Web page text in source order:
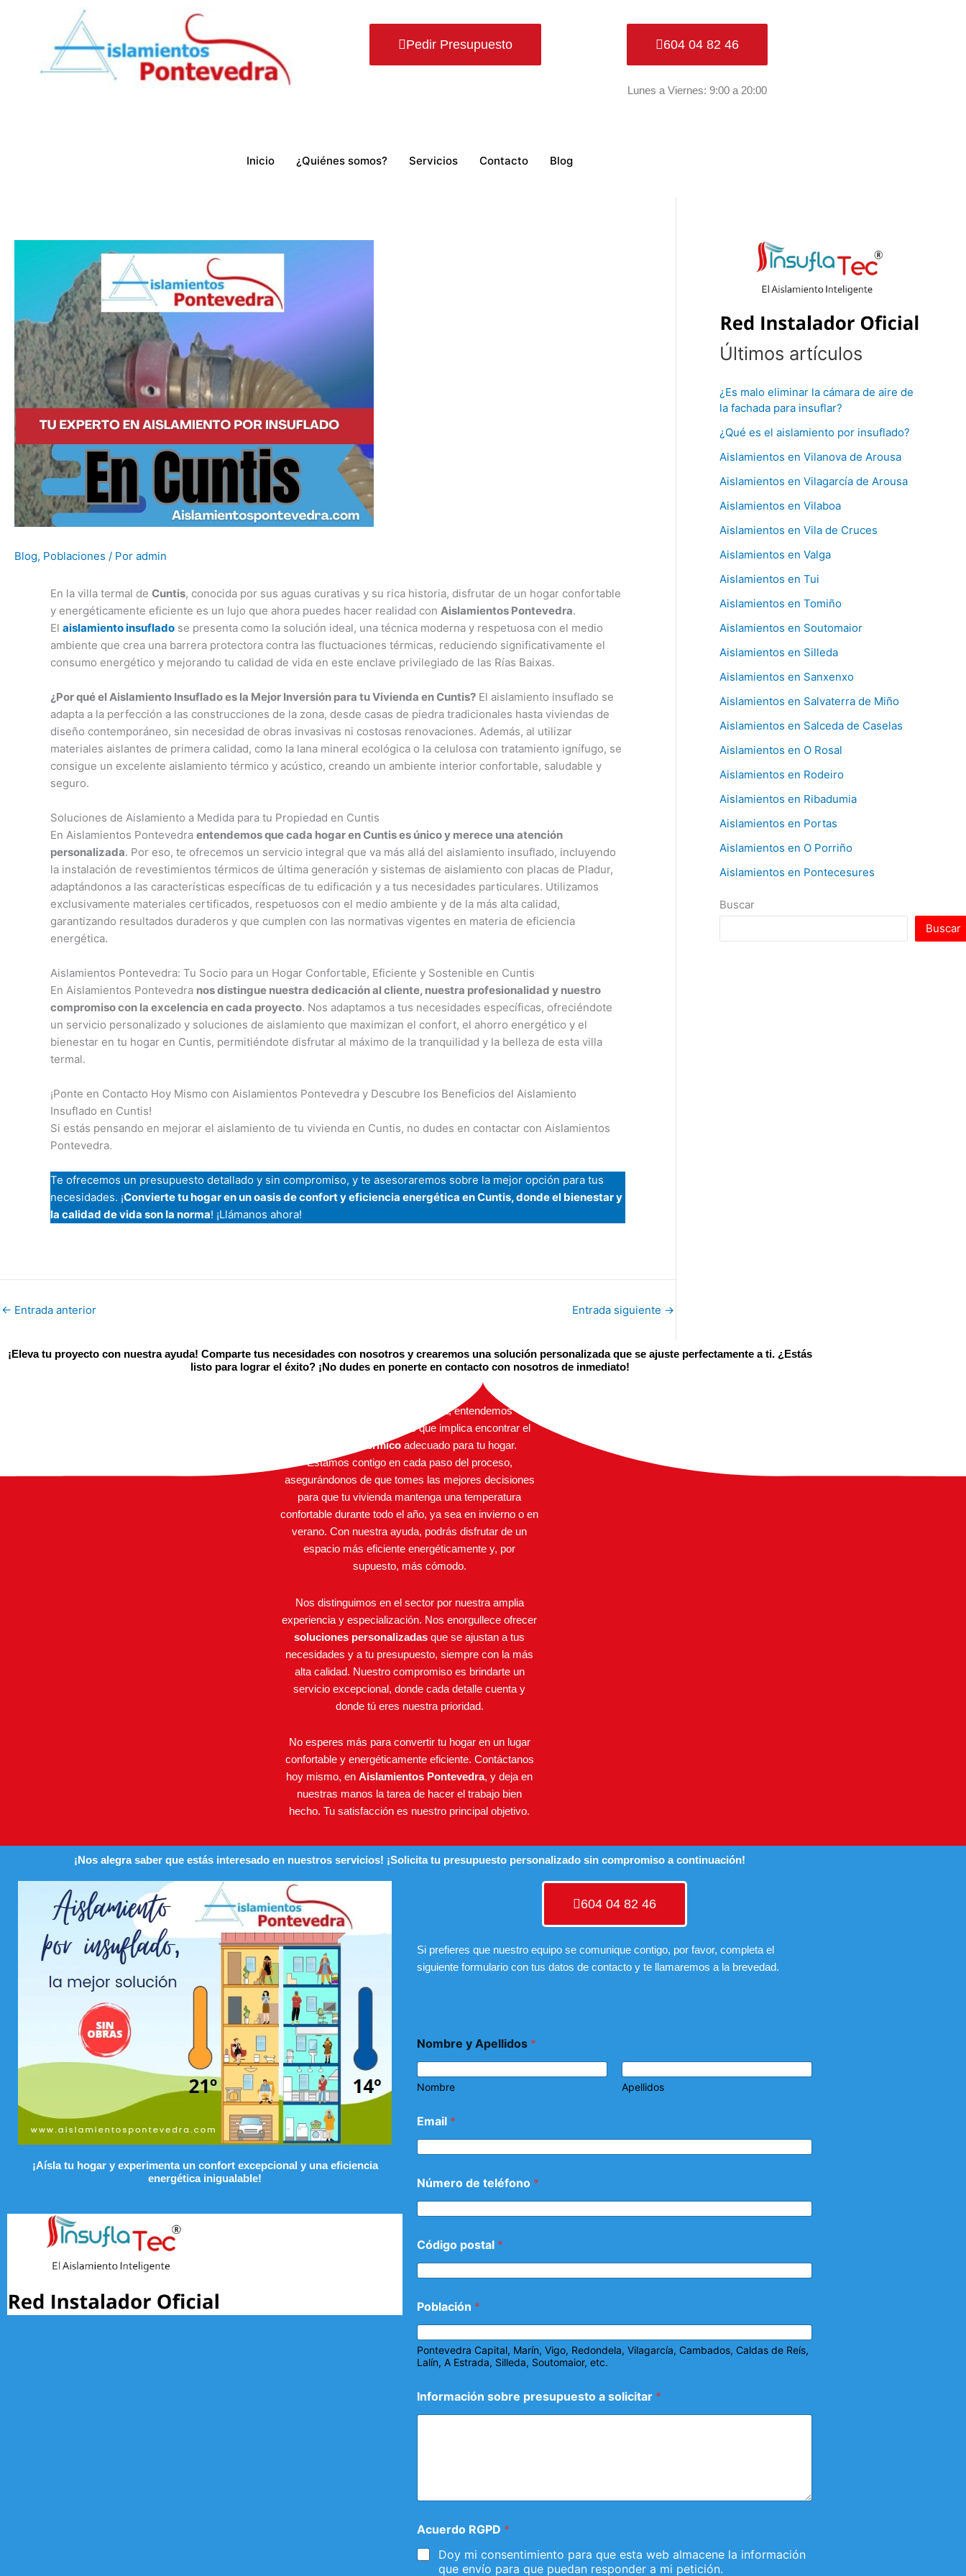
Pedir Presupuesto 604 04 82 46
Lunes a Viernes: 9:00 a 20:00
Inicio ¿Quiénes somos? Servicios Contacto Blog
Blog, Poblaciones / Por admin
En la villa termal de Cuntis, conocida por sus aguas curativas y su rica historia, disfrutar de un hogar confortable
y energéticamente eficiente es un lujo que ahora puedes hacer realidad con Aislamientos Pontevedra.
El aislamiento insufladose presenta como la solución ideal, una técnica moderna y respetuosa con el medio
ambiente que crea una barrera protectora contra las fluctuaciones térmicas, reduciendo significativamente el
consumo energético y mejorando tu calidad de vida en este enclave privilegiado de las Rías Baixas.
¿Por qué el Aislamiento Insuflado es la Mejor Inversión para tu Vivienda en Cuntis?El aislamiento insuflado se
adapta a la perfección a las construcciones de la zona, desde casas de piedra tradicionales hasta viviendas de
diseño contemporáneo, sin necesidad de obras invasivas ni costosas renovaciones. Además, al utilizar
materiales aislantes de primera calidad, como la lana mineral ecológica o la celulosa con tratamiento ignífugo, se
consigue un excelente aislamiento térmico y acústico, creando un ambiente interior confortable, saludable y
seguro.
Soluciones de Aislamiento a Medida para tu Propiedad en Cuntis
En Aislamientos Pontevedra entendemos que cada hogar en Cuntis es único y merece una atención
personalizada. Por eso, te ofrecemos un servicio integral que va más allá del aislamiento insuflado, incluyendo
la instalación de revestimientos térmicos de última generación y sistemas de aislamiento con placas de Pladur,
adaptándonos a las características específicas de tu edificación y a tus necesidades particulares. Utilizamos
exclusivamente materiales certificados, respetuosos con el medio ambiente y de la más alta calidad,
garantizando resultados duraderos y que cumplen con las normativas vigentes en materia de eficiencia
energética.
Aislamientos Pontevedra: Tu Socio para un Hogar Confortable, Eficiente y Sostenible en Cuntis
En Aislamientos Pontevedra nos distingue nuestra dedicación al cliente, nuestra profesionalidad y nuestro
compromiso con la excelencia en cada proyecto. Nos adaptamos a tus necesidades específicas, ofreciéndote
un servicio personalizado y soluciones de aislamiento que maximizan el confort, el ahorro energético y el
bienestar en tu hogar en Cuntis, permitiéndote disfrutar al máximo de la tranquilidad y la belleza de esta villa
termal.
¡Ponte en Contacto Hoy Mismo con Aislamientos Pontevedra y Descubre los Beneficios del Aislamiento
Insuflado en Cuntis!
Si estás pensando en mejorar el aislamiento de tu vivienda en Cuntis, no dudes en contactar con Aislamientos
Pontevedra.
Te ofrecemos un presupuesto detallado y sin compromiso, y te asesoraremos sobre la mejor opción para tus
necesidades. ¡Convierte tu hogar en un oasis de confort y eficiencia energética en Cuntis, donde el bienestar y
la calidad de vida son la norma! ¡Llámanos ahora!
← Entrada anterior Entrada siguiente →
Últimos artículos
¿Es malo eliminar la cámara de aire de
la fachada para insuflar?
¿Qué es el aislamiento por insuflado?
Aislamientos en Vilanova de Arousa
Aislamientos en Vilagarcía de Arousa
Aislamientos en Vilaboa
Aislamientos en Vila de Cruces
Aislamientos en Valga
Aislamientos en Tui
Aislamientos en Tomiño
Aislamientos en Soutomaior
Aislamientos en Silleda
Aislamientos en Sanxenxo
Aislamientos en Salvaterra de Miño
Aislamientos en Salceda de Caselas
Aislamientos en O Rosal
Aislamientos en Rodeiro
Aislamientos en Ribadumia
Aislamientos en Portas
Aislamientos en O Porriño
Aislamientos en Pontecesures
Buscar
Buscar
¡Eleva tu proyecto con nuestra ayuda! Comparte tus necesidades con nosotros y crearemos una solución personalizada que se ajuste perfectamente a ti. ¿Estás
listo para lograr el éxito? ¡No dudes en ponerte en contacto con nosotros de inmediato!
Aislamientos Pontevedra, entendemos
perfectamente los desafíos que implica encontrar el
aislamiento térmicoadecuado para tu hogar.
Estamos contigo en cada paso del proceso,
asegurándonos de que tomes las mejores decisiones
para que tu vivienda mantenga una temperatura
confortable durante todo el año, ya sea en invierno o en
verano. Con nuestra ayuda, podrás disfrutar de un
espacio más eficiente energéticamente y, por
supuesto, más cómodo.
Nos distinguimos en el sector por nuestra amplia
experiencia y especialización. Nos enorgullece ofrecer
soluciones personalizadas que se ajustan a tus
necesidades y a tu presupuesto, siempre con la más
alta calidad. Nuestro compromiso es brindarte un
servicio excepcional, donde cada detalle cuenta y
donde tú eres nuestra prioridad.
No esperes más para convertir tu hogar en un lugar
confortable y energéticamente eficiente. Contáctanos
hoy mismo, enAislamientos Pontevedra, y deja en
nuestras manos la tarea de hacer el trabajo bien
hecho. Tu satisfacción es nuestro principal objetivo.
¡Nos alegra saber que estás interesado en nuestros servicios! ¡Solicita tu presupuesto personalizado sin compromiso a continuación!
¡Aísla tu hogar y experimenta un confort excepcional y una eficiencia
energética inigualable!
604 04 82 46
Si prefieres que nuestro equipo se comunique contigo, por favor, completa el
siguiente formulario con tus datos de contacto y te llamaremos a la brevedad.
Nombre y Apellidos *
Nombre Apellidos
Email *
Número de teléfono *
Código postal *
Población *
Pontevedra Capital, Marín, Vigo, Redondela, Vilagarcía, Cambados, Caldas de Reís,
Lalín, A Estrada, Silleda, Soutomaior, etc.
Información sobre presupuesto a solicitar *
Acuerdo RGPD *
Doy mi consentimiento para que esta web almacene la información
que envío para que puedan responder a mi petición.